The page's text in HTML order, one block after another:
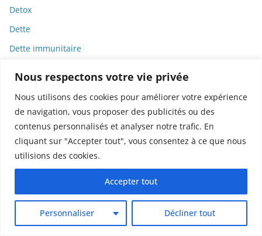
Nous respectons votre vie privée
Nous utilisons des cookies pour améliorer votre expérience
de navigation, vous proposer des publicités ou des
contenus personnalisés et analyser notre trafic. En
cliquant sur "Accepter tout", vous consentez à ce que nous
utilisions des cookies.
Personnaliser Décliner tout
Accepter tout
Detox
Dette
Dette immunitaire
Diabète
Diagnostic
Didier Raoult
Dignité
Diplomatie